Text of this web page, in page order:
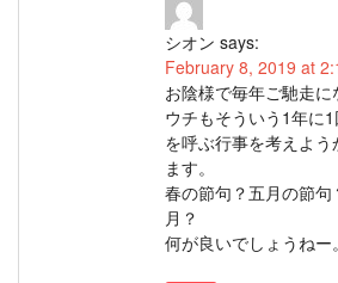
シオン says:
February 8, 2019 at
お陰様で毎年ご馳走に
ウチもそういう1年に
を呼ぶ行事を考えよ
ます。
春の節句？五月の節句
月？
何が良いでしょうねー。